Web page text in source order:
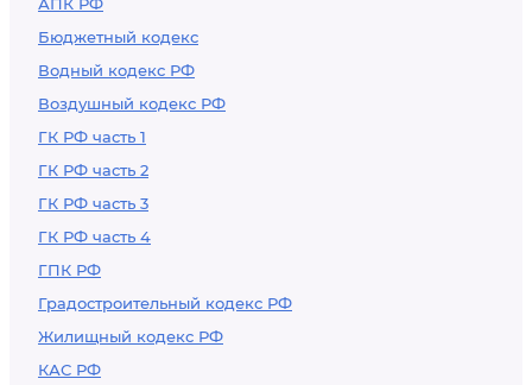
Бюджетный кодекс
Водный кодекс РФ
Воздушный кодекс РФ
ГК РФ часть 1
ГК РФ часть 2
ГК РФ часть 3
ГК РФ часть 4
ГПК РФ
Градостроительный кодекс РФ
Жилищный кодекс РФ
КАС РФ